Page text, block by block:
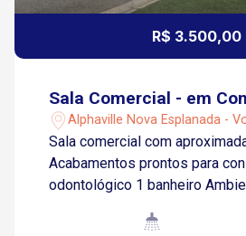
R$ 3.500,00
Sala Comercial - em
Alphaville Nova Esplanada -
Sala comercial com
Acabamentos prontos para
odontológico 1 banheiro Ambiente moderno,